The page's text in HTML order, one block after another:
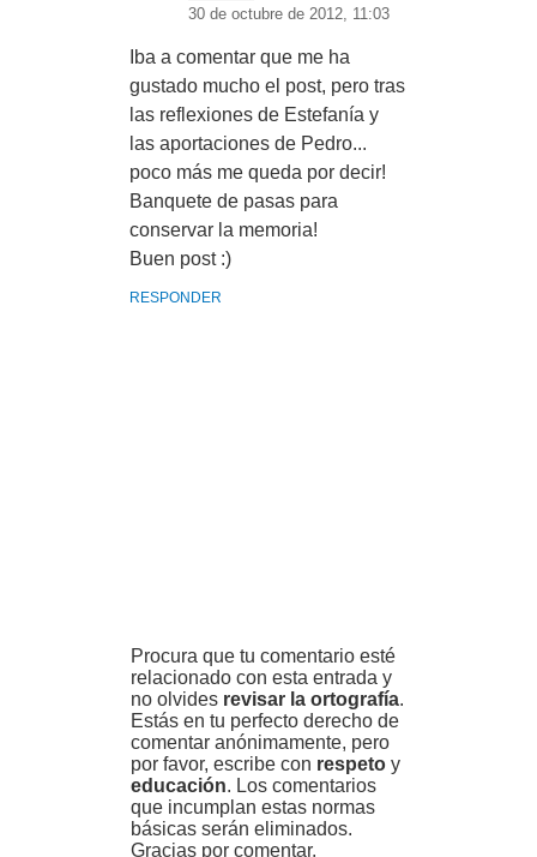
30 de octubre de 2012, 11:03
Iba a comentar que me ha
gustado mucho el post, pero tras
las reflexiones de Estefanía y
las aportaciones de Pedro...
poco más me queda por decir!
Banquete de pasas para
conservar la memoria!
Buen post :)
RESPONDER
Procura que tu comentario esté
relacionado con esta entrada y
no olvides revisar la ortografía.
Estás en tu perfecto derecho de
comentar anónimamente, pero
por favor, escribe con respeto y
educación. Los comentarios
que incumplan estas normas
básicas serán eliminados.
Gracias por comentar.